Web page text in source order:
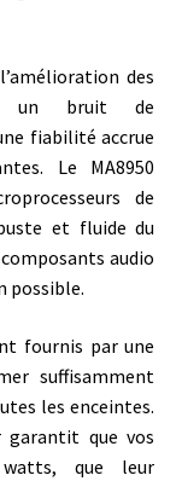
des
un bruit de
fiabilité accrue
Le MA8950
de
et fluide du
audio
possible.
fournis par une
suffisamment
les enceintes.
garantit que vos
que leur